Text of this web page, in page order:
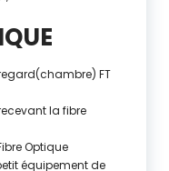
FT
la fibre
Optique
équipement de